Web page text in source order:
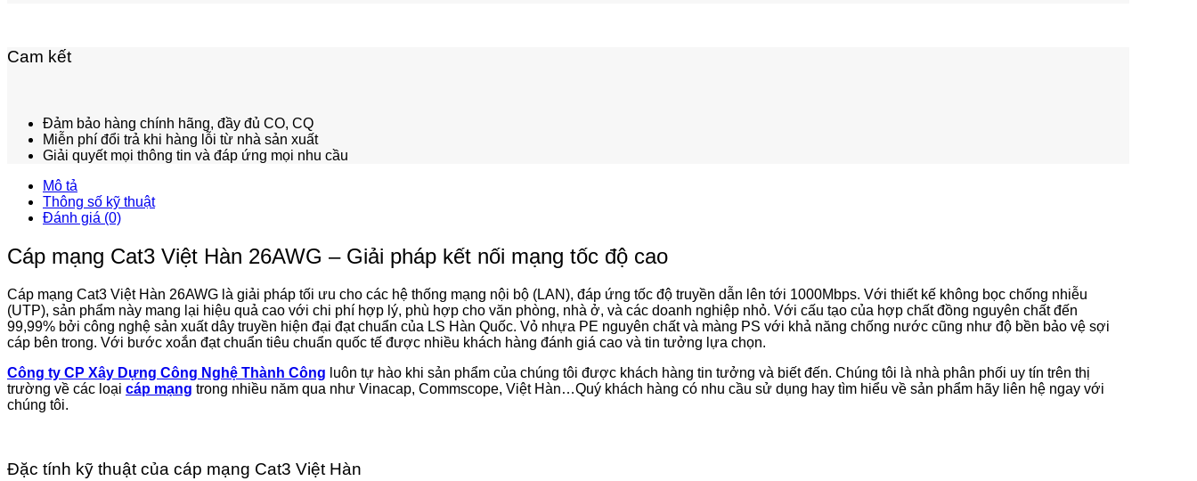
Cam kết
Đảm bảo hàng chính hãng, đầy đủ CO, CQ
Miễn phí đổi trả khi hàng lỗi từ nhà sản xuất
Giải quyết mọi thông tin và đáp ứng mọi nhu cầu
Mô tả
Thông số kỹ thuật
Đánh giá (0)
Cáp mạng Cat3 Việt Hàn 26AWG – Giải pháp kết nối mạng tốc độ cao
Cáp mạng Cat3 Việt Hàn 26AWG là giải pháp tối ưu cho các hệ thống mạng nội bộ (LAN), đáp ứng tốc độ truyền dẫn lên tới 1000Mbps. Với thiết kế không bọc chống nhiễu
(UTP), sản phẩm này mang lại hiệu quả cao với chi phí hợp lý, phù hợp cho văn phòng, nhà ở, và các doanh nghiệp nhỏ. Với cấu tạo của hợp chất đồng nguyên chất đến
99,99% bởi công nghệ sản xuất dây truyền hiện đại đạt chuẩn của LS Hàn Quốc. Vỏ nhựa PE nguyên chất và màng PS với khả năng chống nước cũng như độ bền bảo vệ sợi
cáp bên trong. Với bước xoắn đạt chuẩn tiêu chuẩn quốc tế được nhiều khách hàng đánh giá cao và tin tưởng lựa chọn.
Công ty CP Xây Dựng Công Nghệ Thành Công luôn tự hào khi sản phẩm của chúng tôi được khách hàng tin tưởng và biết đến. Chúng tôi là nhà phân phối uy tín trên thị
trường về các loại cáp mạng trong nhiều năm qua như Vinacap, Commscope, Việt Hàn…Quý khách hàng có nhu cầu sử dụng hay tìm hiểu về sản phẩm hãy liên hệ ngay với
chúng tôi.
Đặc tính kỹ thuật của cáp mạng Cat3 Việt Hàn